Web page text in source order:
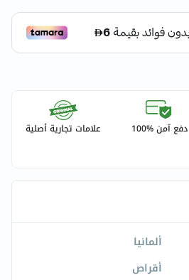
دفع آمن %100 علامات تجارية أصلية
ألمانيا
أقراص